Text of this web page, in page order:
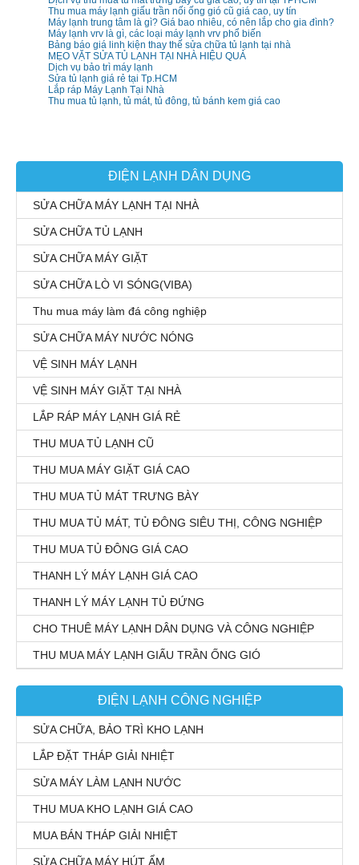
Thu mua máy lạnh giấu trần nối ống gió cũ giá cao, uy tín
Máy lạnh trung tâm là gì? Giá bao nhiêu, có nên lắp cho gia đình?
Máy lạnh vrv là gì, các loại máy lạnh vrv phổ biến
Bảng báo giá linh kiện thay thế sửa chữa tủ lạnh tại nhà
MẸO VẶT SỬA TỦ LẠNH TẠI NHÀ HIỆU QUẢ
Dịch vụ bảo trì máy lạnh
Sửa tủ lạnh giá rẻ tại Tp.HCM
Lắp ráp Máy Lạnh Tại Nhà
Thu mua tủ lạnh, tủ mát, tủ đông, tủ bánh kem giá cao
ĐIỆN LẠNH DÂN DỤNG
SỬA CHỮA MÁY LẠNH TẠI NHÀ
SỬA CHỮA TỦ LẠNH
SỬA CHỮA MÁY GIẶT
SỬA CHỮA LÒ VI SÓNG(VIBA)
Thu mua máy làm đá công nghiệp
SỬA CHỮA MÁY NƯỚC NÓNG
VỆ SINH MÁY LẠNH
VỆ SINH MÁY GIẶT TẠI NHÀ
LẮP RÁP MÁY LẠNH GIÁ RẺ
THU MUA TỦ LẠNH CŨ
THU MUA MÁY GIẶT GIÁ CAO
THU MUA TỦ MÁT TRƯNG BÀY
THU MUA TỦ MÁT, TỦ ĐÔNG SIÊU THỊ, CÔNG NGHIỆP
THU MUA TỦ ĐÔNG GIÁ CAO
THANH LÝ MÁY LẠNH GIÁ CAO
THANH LÝ MÁY LẠNH TỦ ĐỨNG
CHO THUÊ MÁY LẠNH DÂN DỤNG VÀ CÔNG NGHIỆP
THU MUA MÁY LẠNH GIẤU TRẦN ỐNG GIÓ
ĐIỆN LẠNH CÔNG NGHIỆP
SỬA CHỮA, BẢO TRÌ KHO LẠNH
LẮP ĐẶT THÁP GIẢI NHIỆT
SỬA MÁY LÀM LẠNH NƯỚC
THU MUA KHO LẠNH GIÁ CAO
MUA BÁN THÁP GIẢI NHIỆT
SỬA CHỮA MÁY HÚT ẨM